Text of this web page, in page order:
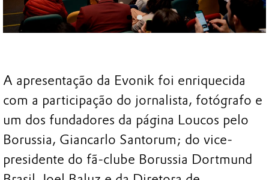
A apresentação da Evonik foi enriquecida
com a participação do jornalista, fotógrafo e
um dos fundadores da página Loucos pelo
Borussia, Giancarlo Santorum; do vice-
presidente do fã-clube Borussia Dortmund